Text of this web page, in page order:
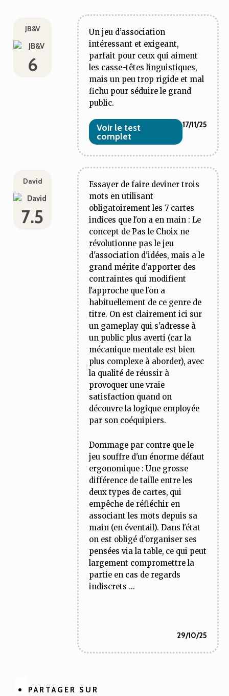
JB&V
6
Un jeu d’association
intéressant et exigeant,
parfait pour ceux qui aiment
les casse-têtes linguistiques,
mais un peu trop rigide et mal
fichu pour séduire le grand
public.
Voir le test
complet
17/11/25
David
7.5
Essayer de faire deviner trois
mots en utilisant
obligatoirement les 7 cartes
indices que l'on a en main : Le
concept dePas le Choix ne
révolutionne pas le jeu
d'association d'idées, mais a le
grand mérite d'apporter des
contraintes qui modifient
l'approche que l'on a
habituellement de ce genre de
titre. On est clairement ici sur
un gameplay qui s'adresse à
un public plus averti (car la
mécanique mentale est bien
plus complexe à aborder), avec
la qualité de réussir à
provoquer une vraie
satisfaction quand on
découvre la logique employée
par son coéquipiers.
Dommage par contre que le
jeu souffre d'un énorme défaut
ergonomique : Une grosse
différence de taille entre les
deux types de cartes, qui
empêche de réfléchir en
associant les mots depuis sa
main (en éventail). Dans l'état
on est obligé d'organiser ses
pensées via la table, ce qui peut
largement compromettre la
partie en cas de regards
indiscrets ...
29/10/25
PARTAGER SUR